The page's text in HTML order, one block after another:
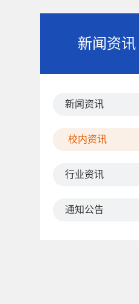
新闻资讯
新闻资讯
校内资讯
行业资讯
通知公告